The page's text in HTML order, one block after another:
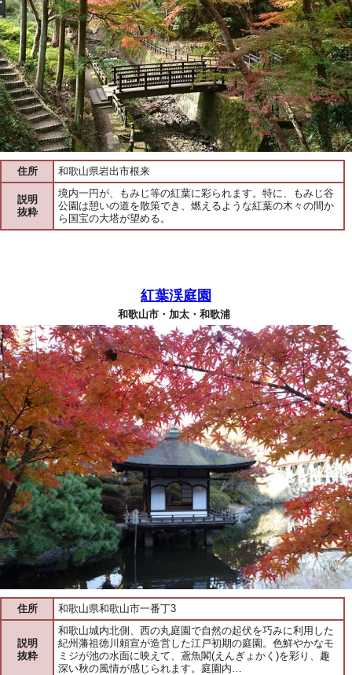
住所 和歌山県岩出市根来
説明
抜粋
境内一円が、もみじ等の紅葉に彩られます。特に、もみじ谷
公園は憩いの道を散策でき、燃えるような紅葉の木々の間か
ら国宝の大塔が望める。
紅葉渓庭園
和歌山市・加太・和歌浦
住所 和歌山県和歌山市一番丁3
説明
抜粋
和歌山城内北側、西の丸庭園で自然の起伏を巧みに利用した
紀州藩祖徳川頼宣が造営した江戸初期の庭園。色鮮やかなモ
ミジが池の水面に映えて、鳶魚閣(えんぎょかく)を彩り、趣
深い秋の風情が感じられます。庭園内…